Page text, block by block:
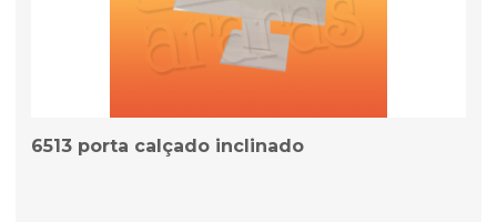
6513 porta calçado inclinado